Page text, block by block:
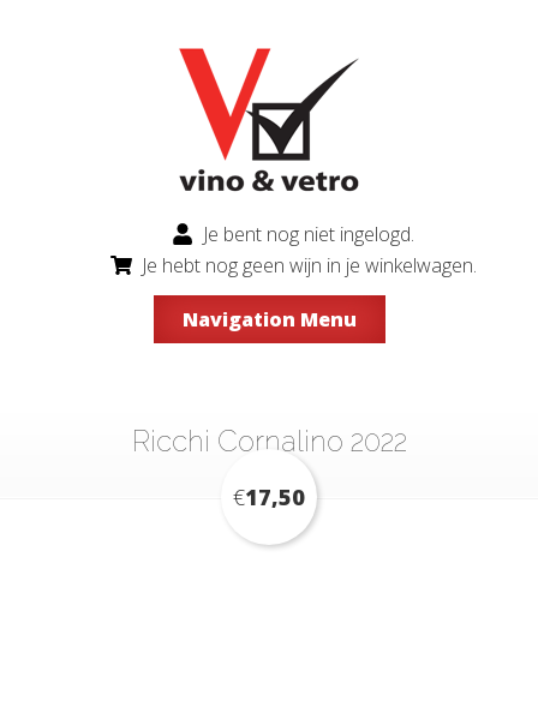
Je bent nog niet ingelogd.
Je hebt nog geen wijn in je winkelwagen.
Navigation Menu
Ricchi Cornalino 2022
€17,50